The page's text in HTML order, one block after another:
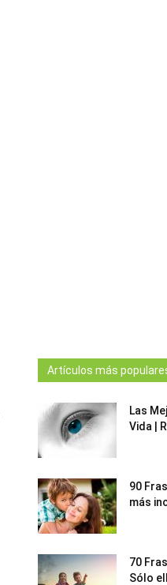
Artículos más
Las
Vida |
90
más
70
Sólo